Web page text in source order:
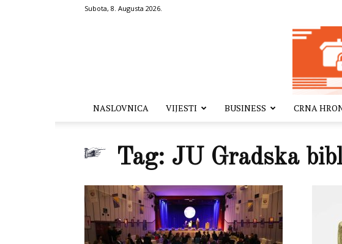
Subota, 8. Augusta 2026.
NASLOVNICA VIJESTI BUSINESS CRNA
Tag: JU Gradska